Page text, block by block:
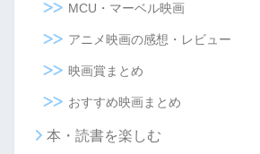
MCU・マーベル映画
アニメ映画の感想・レビュー
映画賞まとめ
おすすめ映画まとめ
本・読書を楽しむ